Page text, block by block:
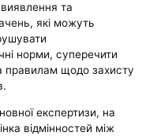
та
які можуть
норми, суперечити
правилам щодо захисту
експертизи, на
відмінностей між